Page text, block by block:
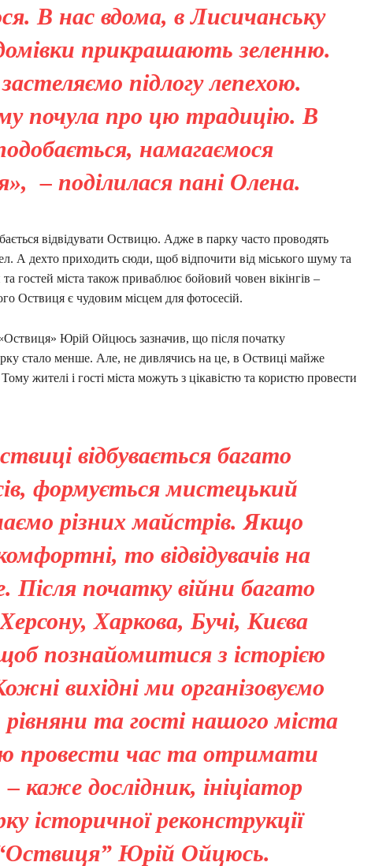
В нас вдома, в Лисичанську
прикрашають зеленню.
підлогу лепехою.
почула про цю традицію. В
намагаємося
– поділилася пані Олена.
відвідувати Оствицю. Адже в парку часто проводять
А дехто приходить сюди, щоб відпочити від міського шуму та
гостей міста також приваблює бойовий човен вікінгів –
Оствиця є чудовим місцем для фотосесій.
«Оствиця» Юрій Ойцюсь зазначив, що після початку
стало менше. Але, не дивлячись на це, в Оствиці майже
жителі і гості міста можуть з цікавістю та користю провести
відбувається багато
формується мистецький
різних майстрів. Якщо
то відвідувачів на
Після початку війни багато
Харкова, Бучі, Києва
познайомитися з історією
вихідні ми організовуємо
рівняни та гості нашого міста
провести час та отримати
– каже дослідник, ініціатор
історичної реконструкції
Юрій Ойцюсь.